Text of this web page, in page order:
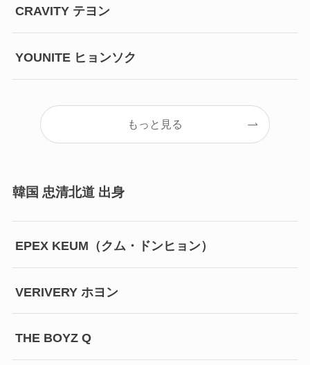
CRAVITY テヨン
YOUNITE ヒョンソク
もっと見る
韓国 忠清北道 出身
EPEX KEUM（クム・ドンヒョン）
VERIVERY ホヨン
THE BOYZ Q